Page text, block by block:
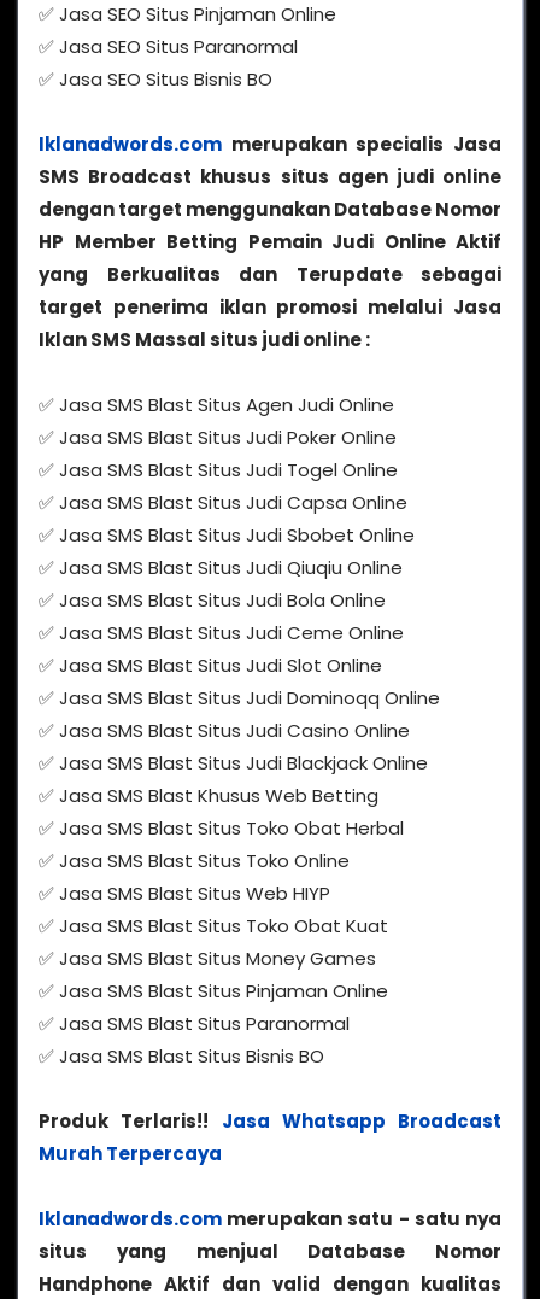
✅ Jasa SEO Situs Pinjaman Online
✅ Jasa SEO Situs Paranormal
✅ Jasa SEO Situs Bisnis BO
Iklanadwords.com merupakan specialis Jasa
SMS Broadcast khusus situs agen judi online
dengan target menggunakan Database Nomor
HP Member Betting Pemain Judi Online Aktif
yang Berkualitas dan Terupdate sebagai
target penerima iklan promosi melalui Jasa
Iklan SMS Massal situs judi online :
✅ Jasa SMS Blast Situs Agen Judi Online
✅ Jasa SMS Blast Situs Judi Poker Online
✅ Jasa SMS Blast Situs Judi Togel Online
✅ Jasa SMS Blast Situs Judi Capsa Online
✅ Jasa SMS Blast Situs Judi Sbobet Online
✅ Jasa SMS Blast Situs Judi Qiuqiu Online
✅ Jasa SMS Blast Situs Judi Bola Online
✅ Jasa SMS Blast Situs Judi Ceme Online
✅ Jasa SMS Blast Situs Judi Slot Online
✅ Jasa SMS Blast Situs Judi Dominoqq Online
✅ Jasa SMS Blast Situs Judi Casino Online
✅ Jasa SMS Blast Situs Judi Blackjack Online
✅ Jasa SMS Blast Khusus Web Betting
✅ Jasa SMS Blast Situs Toko Obat Herbal
✅ Jasa SMS Blast Situs Toko Online
✅ Jasa SMS Blast Situs Web HIYP
✅ Jasa SMS Blast Situs Toko Obat Kuat
✅ Jasa SMS Blast Situs Money Games
✅ Jasa SMS Blast Situs Pinjaman Online
✅ Jasa SMS Blast Situs Paranormal
✅ Jasa SMS Blast Situs Bisnis BO
Produk Terlaris!! Jasa Whatsapp Broadcast
Murah Terpercaya
Iklanadwords.com merupakan satu - satu nya
situs yang menjual Database Nomor
Handphone Aktif dan valid dengan kualitas